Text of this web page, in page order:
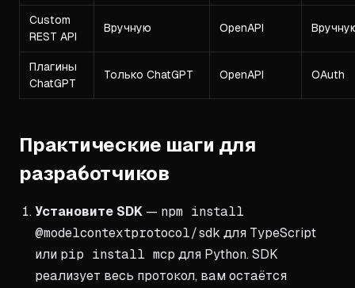
Custom
REST API
Вручную OpenAPI
Плагины
ChatGPT
Только ChatGPT OpenAPI OAuth
Практические шаги для
разработчиков
Установите SDK — npm install
@modelcontextprotocol/sdk для TypeScript
или pip install mcp для Python. SDK
реализует весь протокол, вам остаётся